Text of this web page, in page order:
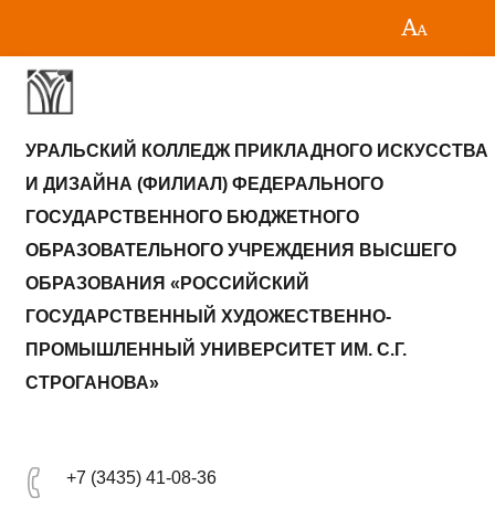
УРАЛЬСКИЙ КОЛЛЕДЖ ПРИКЛАДНОГО ИСКУССТВА
И ДИЗАЙНА (ФИЛИАЛ) ФЕДЕРАЛЬНОГО
ГОСУДАРСТВЕННОГО БЮДЖЕТНОГО
ОБРАЗОВАТЕЛЬНОГО УЧРЕЖДЕНИЯ ВЫСШЕГО
ОБРАЗОВАНИЯ «РОССИЙСКИЙ
ГОСУДАРСТВЕННЫЙ ХУДОЖЕСТВЕННО-
ПРОМЫШЛЕННЫЙ УНИВЕРСИТЕТ ИМ. С.Г.
СТРОГАНОВА»
+7 (3435) 41-08-36